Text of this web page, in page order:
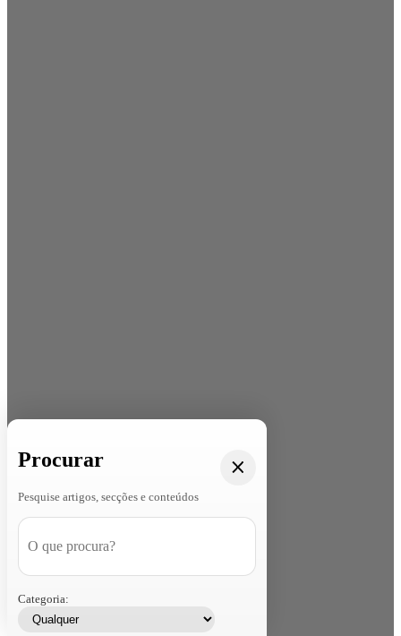
Procurar
Pesquise artigos, secções e conteúdos
Categoria: